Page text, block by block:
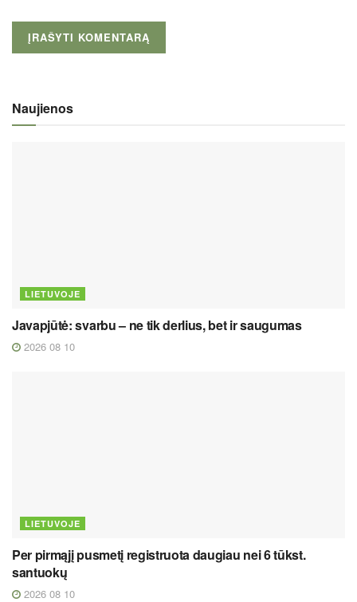
Naujienos
LIETUVOJE
Javapjūtė: svarbu – ne tik derlius, bet ir saugumas
2026 08 10
LIETUVOJE
Per pirmąjį pusmetį registruota daugiau nei 6 tūkst.
santuokų
2026 08 10